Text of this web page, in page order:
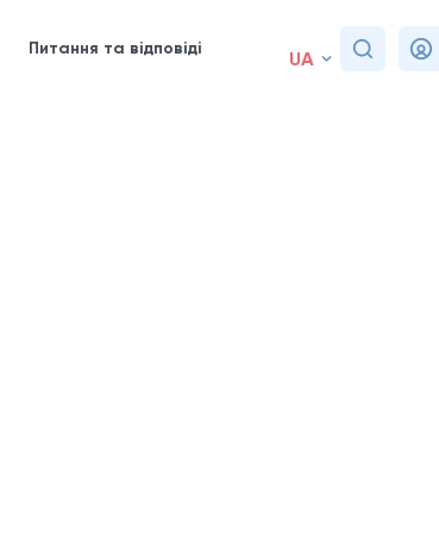
Питання та відповіді
UA